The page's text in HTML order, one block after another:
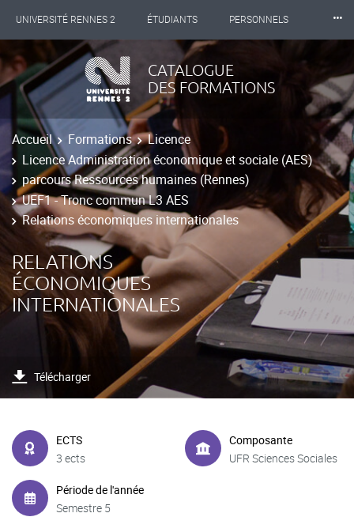
UNIVERSITÉ RENNES 2 ÉTUDIANTS PERSONNELS
INTERNATIONAL PROFESSIONNELS
LES NOUVELLES DE RENNES 2
⸱⸱⸱
CATALOGUE
DES FORMATIONS
Accueil Formations
Licence
Licence Administration économique et sociale (AES)
parcours Ressources humaines (Rennes)
UEF1 - Tronc commun L3 AES
Relations économiques internationales
RELATIONS
ÉCONOMIQUES
INTERNATIONALES
Télécharger
ECTS
3 ects
Composante
UFR Sciences Sociales
Période de l'année
Semestre 5